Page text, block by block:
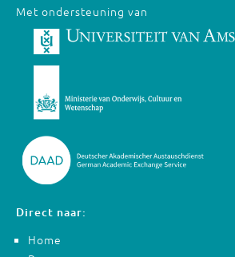
Met ondersteuning van
Direct naar:
Home